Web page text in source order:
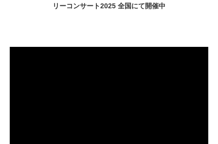
リーコンサート2025 全国にて開催中